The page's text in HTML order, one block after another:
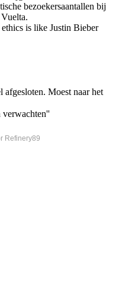
bezoekersaantallen bij
is like Justin Bieber
afgesloten. Moest naar het
verwachten''
Refinery89